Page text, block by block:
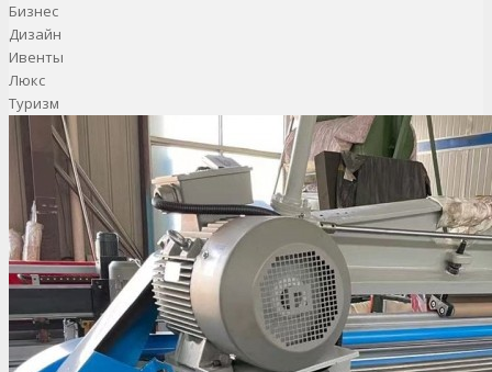
Бизнес
Дизайн
Ивенты
Люкс
Туризм